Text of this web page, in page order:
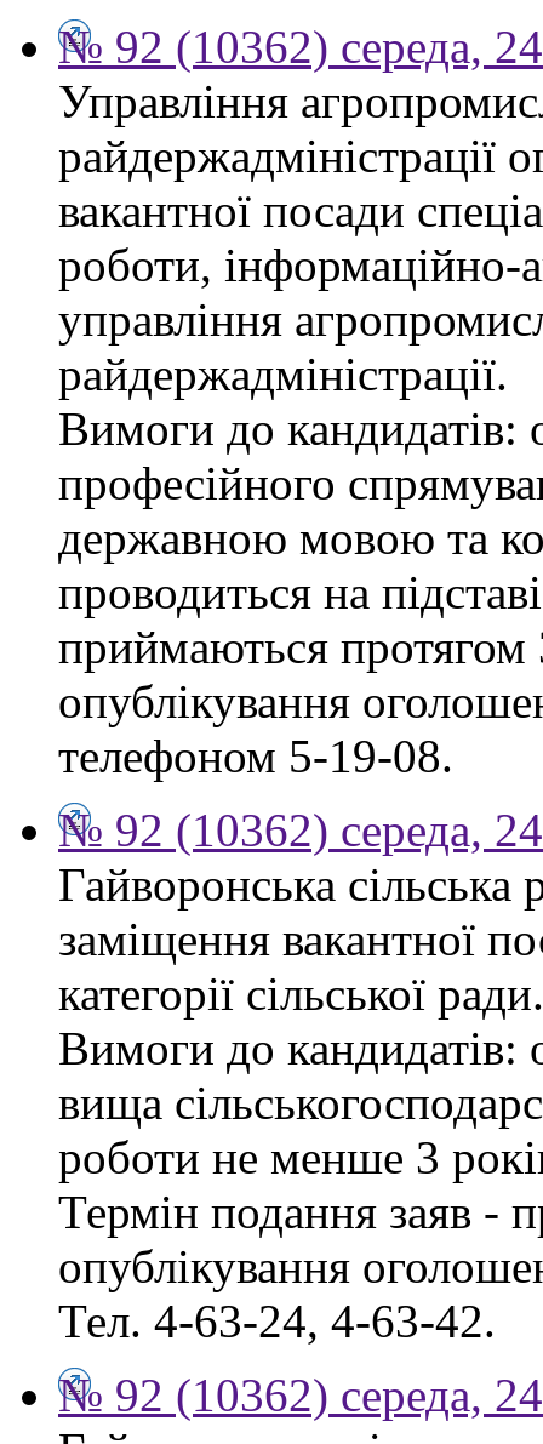
№ 92 (10362) середа,
Управління
райдержадміністрації
вакантної посади
роботи, інформаційно-
управління
райдержадміністрації.
Вимоги до кандидатів:
професійного
державною мовою та
проводиться на
приймаються протягом
опублікування
телефоном 5-19-08.
№ 92 (10362) середа,
Гайворонська
заміщення вакантної
категорії сільської ради.
Вимоги до кандидатів:
вища
роботи не менше 3
Термін подання заяв -
опублікування
Тел. 4-63-24, 4-63-42.
№ 92 (10362) середа,